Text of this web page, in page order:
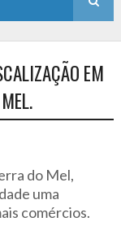
EM
do Mel,
uma
comércios.